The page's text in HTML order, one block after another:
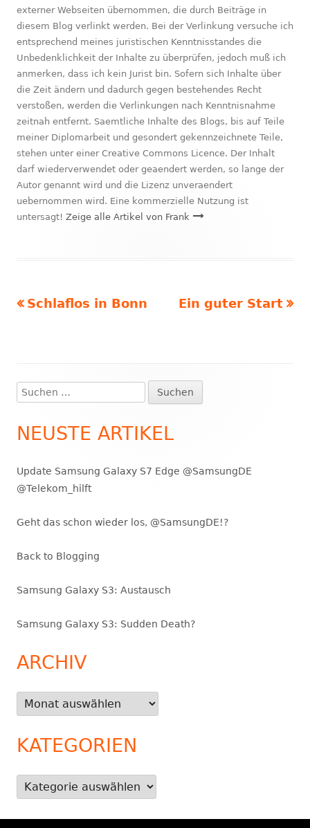
externer Webseiten übernommen, die durch Beiträge in
diesem Blog verlinkt werden. Bei der Verlinkung versuche ich
entsprechend meines juristischen Kenntnisstandes die
Unbedenklichkeit der Inhalte zu überprüfen, jedoch muß ich
anmerken, dass ich kein Jurist bin. Sofern sich Inhalte über
die Zeit ändern und dadurch gegen bestehendes Recht
verstoßen, werden die Verlinkungen nach Kenntnisnahme
zeitnah entfernt. Saemtliche Inhalte des Blogs, bis auf Teile
meiner Diplomarbeit und gesondert gekennzeichnete Teile,
stehen unter einer Creative Commons Licence. Der Inhalt
darf wiederverwendet oder geaendert werden, so lange der
Autor genannt wird und die Lizenz unveraendert
uebernommen wird. Eine kommerzielle Nutzung ist
untersagt! Zeige alle Artikel von Frank
Beitragsnavigation
Vorheriger
Schlaflos in Bonn
Nächster
Ein guter Start
Haupt-
Seitenleiste
Suchen
nach:
NEUSTE ARTIKEL
Update Samsung Galaxy S7 Edge @SamsungDE
@Telekom_hilft
Geht das schon wieder los, @SamsungDE!?
Back to Blogging
Samsung Galaxy S3: Austausch
Samsung Galaxy S3: Sudden Death?
ARCHIV
Archiv
KATEGORIEN
Kategorien